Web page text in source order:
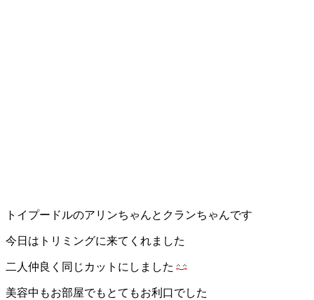
トイプードルのアリンちゃんとクランちゃんです
今日はトリミングに来てくれました
二人仲良く同じカットにしました
美容中もお部屋でもとてもお利口でした